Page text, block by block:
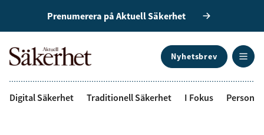
Prenumerera på Aktuell Säkerhet
Nyhetsbrev
Digital Säkerhet Traditionell Säkerhet I Fokus